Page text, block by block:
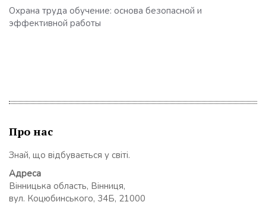
Охрана труда обучение: основа безопасной и
эффективной работы
Про нас
Знай, що відбувається у світі.
Адреса
Вінницька область, Вінниця,
вул. Коцюбинського, 34Б, 21000